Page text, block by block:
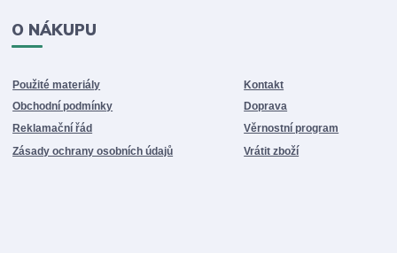
O NÁKUPU
Použité materiály
Kontakt
Obchodní podmínky
Doprava
Reklamační řád
Věrnostní program
Zásady ochrany osobních údajů
Vrátit zboží